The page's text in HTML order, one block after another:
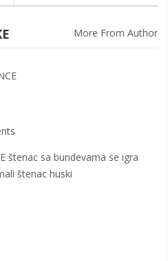
More From Author
štenac sa bundevama se igra
štenac huski